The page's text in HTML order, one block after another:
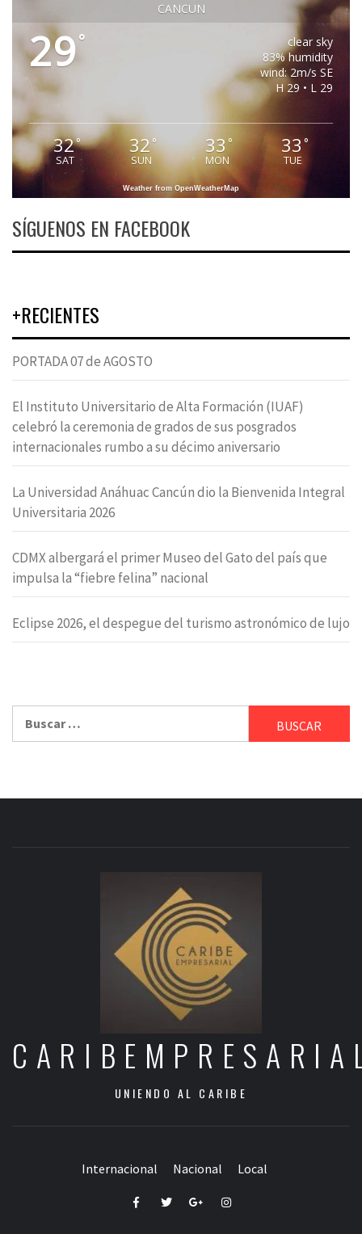
CANCUN
29°
clear sky
83% humidity
wind: 2m/s SE
H 29 • L 29
32°
SAT
32°
SUN
33 °
MON
33 °
TUE
Weather from OpenWeatherMap
SÍGUENOS EN FACEBOOK
+RECIENTES
PORTADA 07 de AGOSTO
El Instituto Universitario de Alta Formación (IUAF)
celebró la ceremonia de grados de sus posgrados
internacionales rumbo a su décimo aniversario
La Universidad Anáhuac Cancún dio la Bienvenida Integral
Universitaria 2026
CDMX albergará el primer Museo del Gato del país que
impulsa la “fiebre felina” nacional
Eclipse 2026, el despegue del turismo astronómico de lujo
UNIENDO AL CARIBE
Internacional Nacional Local
FacebookTwitterGoogle+Instagram